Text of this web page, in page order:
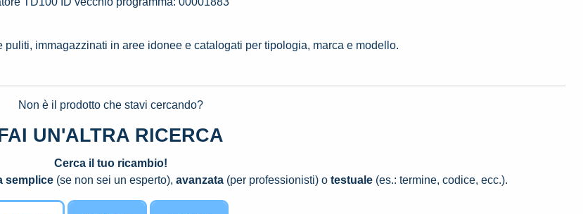
immagazzinati in aree idonee e catalogati per tipologia, marca e modello.
Non è il prodotto che stavi cercando?
UN'ALTRA RICERCA
Cerca il tuo ricambio!
semplice (se non sei un esperto), avanzata (per professionisti) o testuale (es.: termine, codice, ecc.).